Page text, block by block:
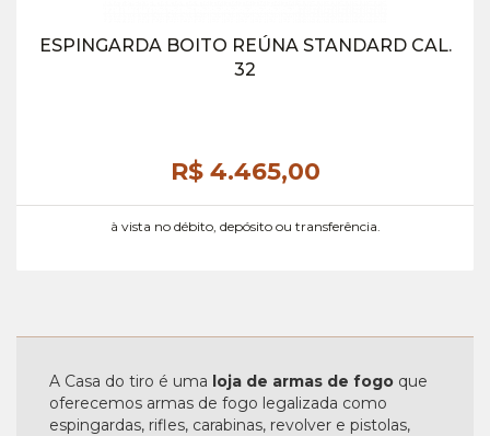
ESPINGARDA BOITO REÚNA STANDARD CAL.
32
R$ 4.465,00
à vista no débito, depósito ou transferência.
A Casa do tiro é uma loja de armas de fogo que
oferecemos armas de fogo legalizada como
espingardas, rifles, carabinas, revolver e pistolas,